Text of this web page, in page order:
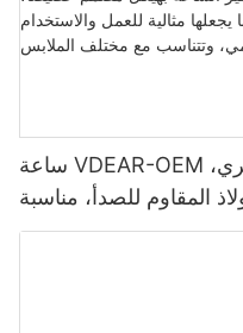
ساعة VDEAR-OEM بتصميم مربع بسيط وعصري،
المقاوم للصدأ، مناسبة
مع مختلف الإطلالات.